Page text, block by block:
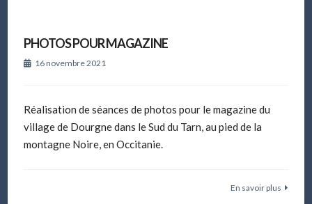
PHOTOS POUR MAGAZINE
16 novembre 2021
Réalisation de séances de photos pour le magazine du
village de Dourgne dans le Sud du Tarn, au pied de la
montagne Noire, en Occitanie.
En savoir plus